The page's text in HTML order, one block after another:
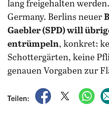
lang freigehalten
Germany. Berlins neuer
Gaebler (SPD) will
entrümpeln, konkret:
Schottergärten, keine
genauen Vorgaben zur
Teilen:
auf Facebook
auf X